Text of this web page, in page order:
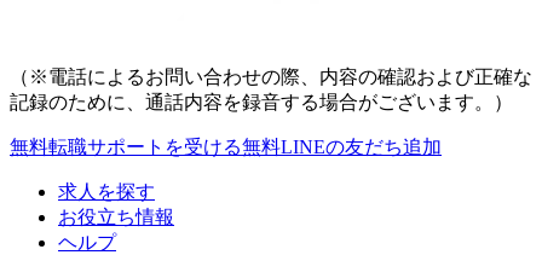
（※電話によるお問い合わせの際、内容の確認および正確な
記録のために、通話内容を録音する場合がございます。）
無料転職サポートを受ける無料LINEの友だち追加
求人を探す
お役立ち情報
ヘルプ